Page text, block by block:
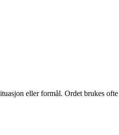
eller formål. Ordet brukes